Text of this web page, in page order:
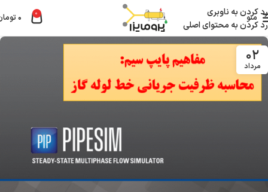
رد کردن به ناوبری
رد کردن به محتوای اصلی
منو 0 ۰
۰۲
مرداد